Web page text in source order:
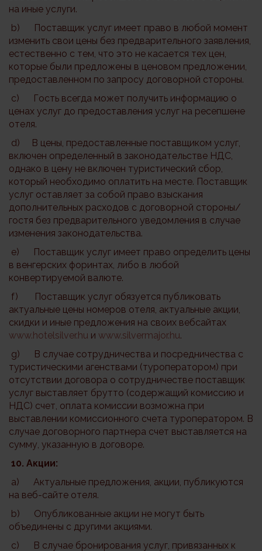
на иные услуги.
b) Поставщик услуг имеет право в любой момент
изменить свои цены без предварительного заявления,
естественно с тем, что это не касается тех цен,
которые были предложены в ценовом предложении,
предоставленном по запросу договорной стороны.
c) Гость всегда может получить информацию о
ценах услуг до предоставления услуг на ресепшене
отеля.
d) В цены, предоставленные поставщиком услуг,
включен определенный в законодательстве НДС,
однако в цену не включен туристический сбор,
который необходимо оплатить на месте. Поставщик
услуг оставляет за собой право взыскания
дополнительных расходов с договорной стороны/
гостя без предварительного уведомления в случае
изменения законодательства.
e) Поставщик услуг имеет право определить цены
в венгерских форинтах, либо в любой
конвертируемой валюте.
f) Поставщик услуг обязуется публиковать
актуальные цены номеров отеля, актуальные акции,
скидки и иные предложения на своих вебсайтах
www.hotelsilver.hu и www.silvermajor.hu.
g) В случае сотрудничества и посредничества с
туристическими агенствами (туроператором) при
отсутствии договора о сотрудничестве поставщик
услуг выставляет брутто (содержащий комиссию и
НДС) счет, оплата комиссии возможна при
выставлении комиссионного счета туроператором. В
случае договорного партнера счет выставляется на
сумму, указанную в договоре.
10. Акции:
a) Актуальные предложения, акции, публикуются
на веб-сайте отеля.
b) Опубликованные акции не могут быть
объединены с другими акциями.
c) В случае бронирования услуг, привязанных к